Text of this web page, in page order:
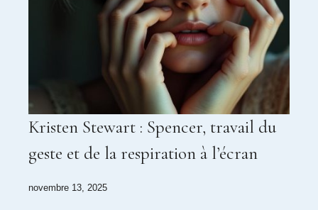
Kristen Stewart : Spencer, travail du
geste et de la respiration à l’écran
novembre 13, 2025